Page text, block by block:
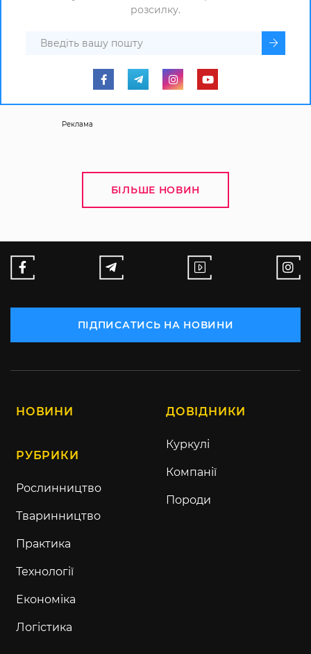
розсилку.
Реклама
БІЛЬШЕ НОВИН
ПІДПИСАТИСЬ НА НОВИНИ
НОВИНИ
РУБРИКИ
Рослинництво
Тваринництво
Практика
Технології
Економіка
Логістика
ДОВІДНИКИ
Куркулі
Компанії
Породи